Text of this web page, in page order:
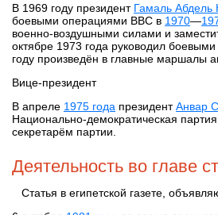
В 1969 году президент Гамаль Абдель
боевыми операциями ВВС в 1970—
военно‑воздушными силами и
октябре 1973 года руководил
году произведён в главные маршалы
Вице-президент
В апреле 1975 года президентАнвар
Национально‑демократическая
секретарём партии.
Деятельность во главе
Статья в египетской газете,